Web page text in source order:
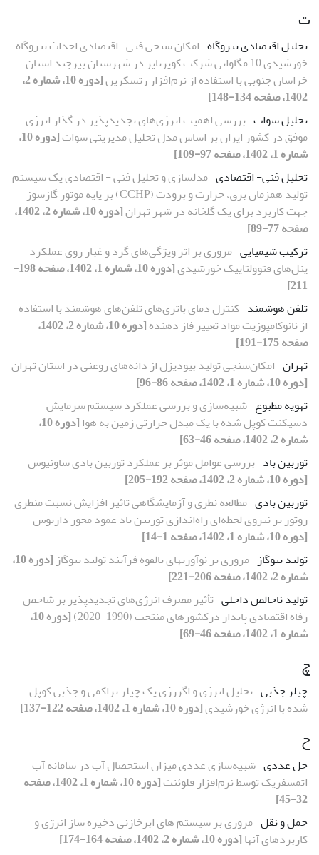
ت
تحلیل اقتصادی نیروگاه امکان سنجی فنی- اقتصادی احداث نیروگاه
خورشیدی 10 مگاواتی شرکت کویرتایر در شهرستان بیرجند استان
خراسان جنوبی با استفاده از نرم‌افزار رتسکرین
[دوره 10، شماره 2،
1402، صفحه 134-148]
تحلیل سوات بررسی اهمیت انرژی‌های تجدیدپذیر در گذار انرژی
موفق در کشور ایران بر اساس مدل تحلیل مدیریتی سوات
[دوره 10،
شماره 1، 1402، صفحه 97-109]
تحلیل فنی- اقتصادی مدلسازی و تحلیل فنی - اقتصادی یک سیستم
تولید همزمان برق، حرارت و برودت (CCHP) بر پایه موتور گازسوز
جهت کاربرد برای یک گلخانه در شهر تهران
[دوره 10، شماره 2، 1402،
صفحه 77-89]
ترکیب شیمیایی مروری بر اثر ویژگی‌های گرد و غبار روی عملکرد
پنل‌های فتوولتاییک خورشیدی
[دوره 10، شماره 1، 1402، صفحه 198-
211]
تلفن هوشمند کنترل دمای باتری‌های تلفن‌های هوشمند با استفاده
از نانوکامپوزیت مواد تغییر فاز دهنده
[دوره 10، شماره 2، 1402،
صفحه 175-191]
تهران امکان‌‌سنجی تولید بیودیزل از دانه‌‌های روغنی در استان تهران
[دوره 10، شماره 1، 1402، صفحه 86-96]
تهویه مطبوع شبیه‌سازی و بررسی عملکرد سیستم سرمایش
دسیکنت کوپل شده با یک مبدل حرارتی زمین به هوا
[دوره 10،
شماره 2، 1402، صفحه 46-63]
توربین باد بررسی عوامل موثر بر عملکرد توربین بادی ساونیوس
[دوره 10، شماره 2، 1402، صفحه 192-205]
توربین بادی مطالعه نظری و آزمایشگاهی تاثیر افزایش نسبت منظری
روتور بر نیروی لحظه‌ای راه‌اندازی توربین باد عمود محور داریوس
[دوره 10، شماره 1، 1402، صفحه 1-14]
تولید بیوگاز مروری بر نوآوری‎های بالقوه فرآیند تولید بیوگاز
[دوره 10،
شماره 2، 1402، صفحه 206-221]
تولید ناخالص داخلی تأثیر مصرف انرژی‌های تجدیدپذیر بر شاخص
رفاه اقتصادی پایدار درکشورهای منتخب (1990-2020)
[دوره 10،
شماره 1، 1402، صفحه 46-69]
چ
چیلر جذبی تحلیل انرژی و اگزرژی یک چیلر تراکمی و جذبی کوپل
شده با انرژی خورشیدی[دوره 10، شماره 1، 1402، صفحه 122-137]
ح
حل عددی شبیه‌سازی عددی میزان استحصال آب در سامانه آب
اتمسفریک توسط نرم‌افزار فلوئنت
[دوره 10، شماره 1، 1402، صفحه
32-45]
حمل و نقل مروری بر سیستم های ابرخازنی ذخیره‏ ساز انرژی و
کاربردهای آن‏ها[دوره 10، شماره 2، 1402، صفحه 164-174]